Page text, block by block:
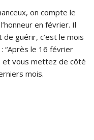
on compte le
en février. Il
guérir, c’est le mois
“Après le 16 février
et vous mettez de côté
mois.